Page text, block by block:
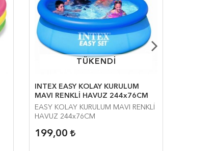
TÜKENDİ
TÜKENDİ
INTEX EASY KOLAY KURULUM
MAVI RENKLİ HAVUZ 244x76CM
EASY KOLAY KURULUM MAVI RENKLİ
HAVUZ 244x76CM
199,00